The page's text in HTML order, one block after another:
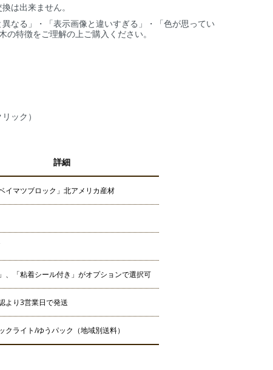
は出来ません。
なる」・「表示画像と違いすぎる」・「色が思ってい
特徴をご理解の上ご購入ください。
ック）
詳細
イマツブロック」北アメリカ産材
、「粘着シール付き」がオプションで選択可
より3営業日で発送
クライト/ゆうパック（地域別送料）